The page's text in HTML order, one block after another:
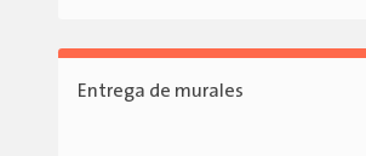
Entrega de murales